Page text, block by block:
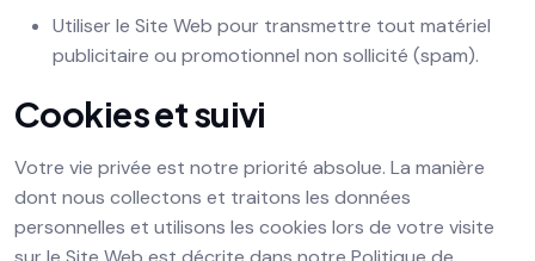
Utiliser le Site Web pour transmettre tout matériel
publicitaire ou promotionnel non sollicité (spam).
Cookies et suivi
Votre vie privée est notre priorité absolue. La manière
dont nous collectons et traitons les données
personnelles et utilisons les cookies lors de votre visite